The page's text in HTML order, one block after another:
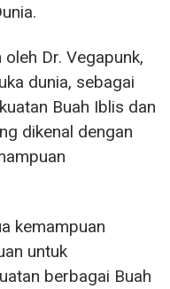
Dr. Vegapunk,
dunia, sebagai
Buah Iblis dan
dikenal dengan
kemampuan
untuk
berbagai Buah